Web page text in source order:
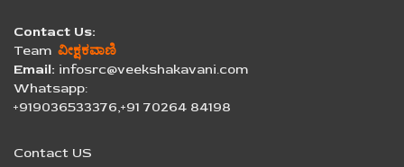
Contact Us:
Team ವೀಕ್ಷಕವಾಣಿ
Email: infosrc@veekshakavani.com
Whatsapp:
+919036533376,+91 70264 84198
Contact US